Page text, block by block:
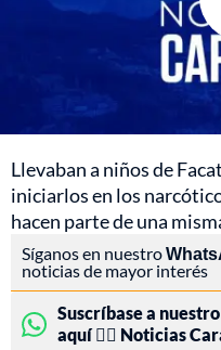
Llevaban a niños de
iniciarlos en los
hacen parte de una
Síganos en nuestro
noticias de mayor interés
Suscríbase a
aquí 👉🏻 Noticias